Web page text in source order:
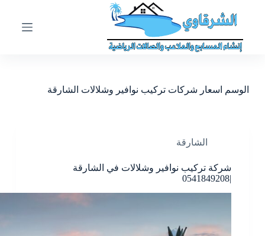
ى
الوسم اسعار شركات تركيب نوافير وشلالات الشارقة
الشارقة
شركة تركيب نوافير وشلالات في الشارقة
|0541849208